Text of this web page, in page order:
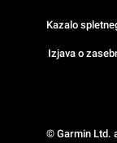
© Garmin Ltd.
Kazalo
Izjava o